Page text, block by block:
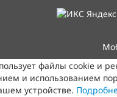
файлы cookie и
и использованием
устройстве.